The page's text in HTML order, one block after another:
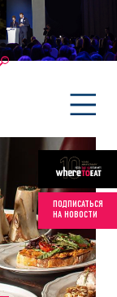
ПОДПИСАТЬСЯ
НА НОВОСТИ